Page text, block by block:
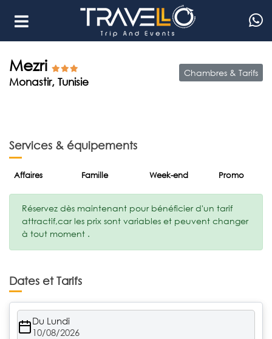
Mezri
Monastir, Tunisie
Chambres & Tarifs
Services & équipements
Affaires Famille Week-end Promo
Réservez dès maintenant pour bénéficier d'un tarif
attractif,car les prix sont variables et peuvent changer
à tout moment .
Dates et Tarifs
Du Lundi
10/08/2026